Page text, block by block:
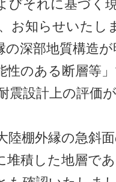
それに基づく
お知らせいたし
深部地質構造
性のある断層等
震設計上の評価
棚外縁の急斜
堆積した地層で